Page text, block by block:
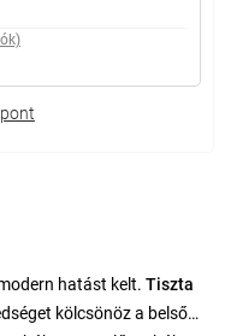
hatást kelt. Tiszta
kölcsönöz a belső